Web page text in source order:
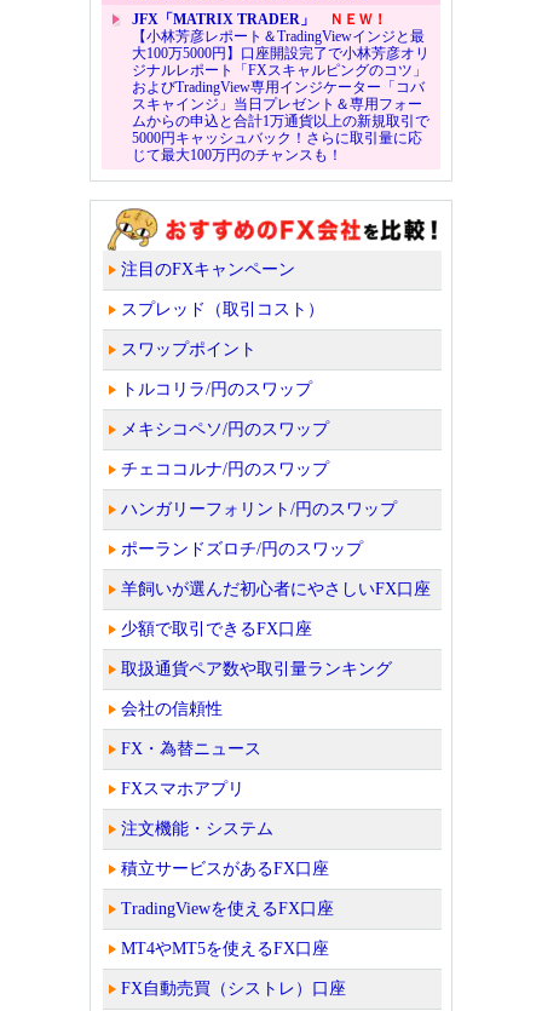
JFX「MATRIX TRADER」
ＮＥＷ！
【小林芳彦レポート＆TradingViewインジと最
大100万5000円】口座開設完了で小林芳彦オリ
ジナルレポート「FXスキャルピングのコツ」
およびTradingView専用インジケーター「コバ
スキャインジ」当日プレゼント＆専用フォー
ムからの申込と合計1万通貨以上の新規取引で
5000円キャッシュバック！さらに取引量に応
じて最大100万円のチャンスも！
注目のFXキャンペーン
スプレッド（取引コスト）
スワップポイント
トルコリラ/円のスワップ
メキシコペソ/円のスワップ
チェココルナ/円のスワップ
ハンガリーフォリント/円のスワップ
ポーランドズロチ/円のスワップ
羊飼いが選んだ初心者にやさしいFX口座
少額で取引できるFX口座
取扱通貨ペア数や取引量ランキング
会社の信頼性
FX・為替ニュース
FXスマホアプリ
注文機能・システム
積立サービスがあるFX口座
TradingViewを使えるFX口座
MT4やMT5を使えるFX口座
FX自動売買（シストレ）口座